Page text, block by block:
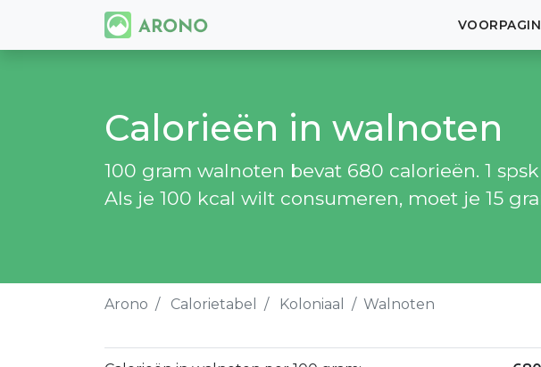
Calorieën in walnoten
100 gram walnoten bevat 680 calorieën. 1
Als je 100 kcal wilt consumeren, moet je 15
Arono Calorietabel Koloniaal Walnoten